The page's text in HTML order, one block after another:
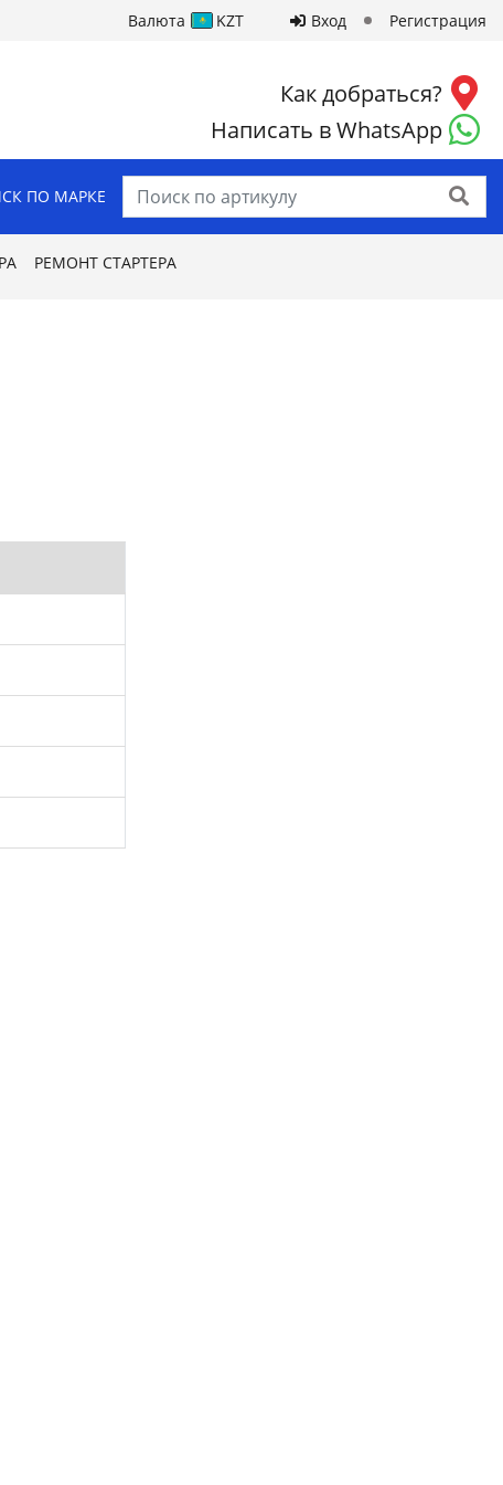
Валюта KZT Вход Регистрация
Как добраться?
Написать в WhatsApp
ПО МАРКЕ Найти
РЕМОНТ СТАРТЕРА